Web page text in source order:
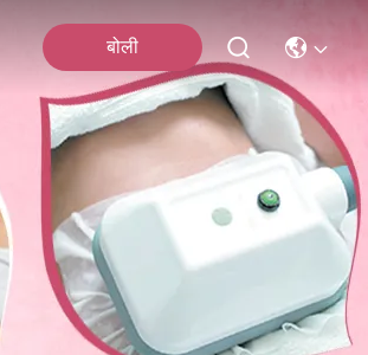
बोली